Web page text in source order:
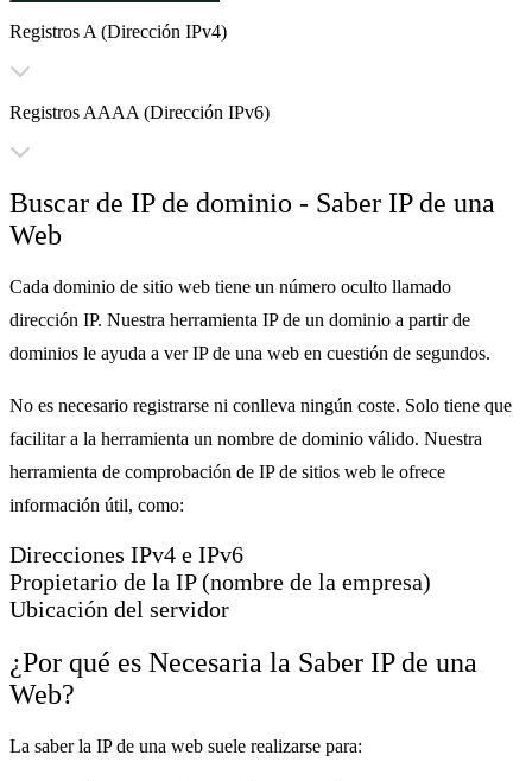
Registros A (Dirección IPv4)
Registros AAAA (Dirección IPv6)
Buscar de IP de dominio - Saber IP de una
Web
Cada dominio de sitio web tiene un número oculto llamado
dirección IP. Nuestra herramienta IP de un dominio a partir de
dominios le ayuda a ver IP de una web en cuestión de segundos.
No es necesario registrarse ni conlleva ningún coste. Solo tiene que
facilitar a la herramienta un nombre de dominio válido. Nuestra
herramienta de comprobación de IP de sitios web le ofrece
información útil, como:
Direcciones IPv4 e IPv6
Propietario de la IP (nombre de la empresa)
Ubicación del servidor
¿Por qué es Necesaria la Saber IP de una
Web?
La saber la IP de una web suele realizarse para: